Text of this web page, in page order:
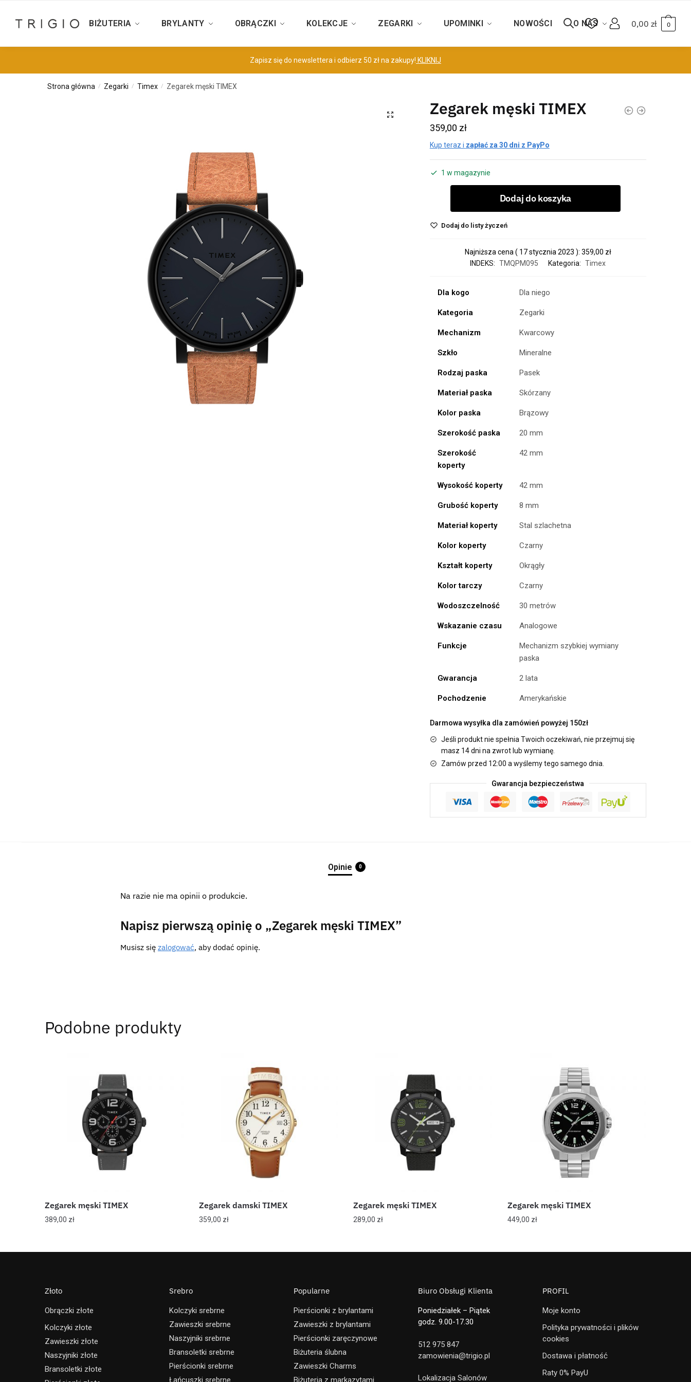
BIŻUTERIA BRYLANTY OBRĄCZKI KOLEKCJE ZEGARKI UPOMINKI NOWOŚCI O NAS 0,00 zł 0
Zapisz się do newslettera i odbierz 50 zł na zakupy! KLIKNIJ
Strona główna / Zegarki / Timex / Zegarek męski TIMEX
Zegarek męski TIMEX
359,00 zł
Kup teraz i zapłać za 30 dni z PayPo
1 w magazynie
Dodaj do koszyka
Dodaj do listy życzeń
Najniższa cena ( 17 stycznia 2023 ): 359,00 zł
INDEKS: TMQPM095 Kategoria: Timex
Dla kogo Dla niego
Kategoria Zegarki
Mechanizm Kwarcowy
Szkło Mineralne
Rodzaj paska Pasek
Materiał paska Skórzany
Kolor paska Brązowy
Szerokość paska 20 mm
Szerokość
koperty
42 mm
Wysokość koperty 42 mm
Grubość koperty 8 mm
Materiał koperty Stal szlachetna
Kolor koperty Czarny
Kształt koperty Okrągły
Kolor tarczy Czarny
Wodoszczelność 30 metrów
Wskazanie czasu Analogowe
Funkcje
Mechanizm szybkiej wymiany
paska
Gwarancja 2 lata
Pochodzenie Amerykańskie
Darmowa wysyłka dla zamówień powyżej 150zł
Jeśli produkt nie spełnia Twoich oczekiwań, nie przejmuj się
masz 14 dni na zwrot lub wymianę.
Zamów przed 12:00 a wyślemy tego samego dnia.
Gwarancja bezpieczeństwa
Opinie 0
Na razie nie ma opinii o produkcie.
Napisz pierwszą opinię o „Zegarek męski TIMEX”
Musisz się zalogować, aby dodać opinię.
Podobne produkty
Zegarek męski TIMEX
389,00 zł
Zegarek damski TIMEX
359,00 zł
Zegarek męski TIMEX
289,00 zł
Zegarek męski TIMEX
449,00 zł
Złoto
Obrączki złote
Kolczyki złote
Zawieszki złote
Naszyjniki złote
Bransoletki złote
Srebro
Kolczyki srebrne
Zawieszki srebrne
Naszyjniki srebrne
Bransoletki srebrne
Pierścionki srebrne
Popularne
Pierścionki z brylantami
Zawieszki z brylantami
Pierścionki zaręczynowe
Biżuteria ślubna
Zawieszki Charms
Biuro Obsługi Klienta
Poniedziałek – Piątek
godz. 9.00-17.30
512 975 847
zamowienia@trigio.pl
Lokalizacja Salonów
PROFIL
Moje konto
Polityka prywatności i plików
cookies
Dostawa i płatność
Raty 0% PayU